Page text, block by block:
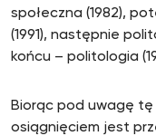
społeczna (1982),
(1991), następnie
końcu – politologia
Biorąc pod uwagę
osiągnięciem jest